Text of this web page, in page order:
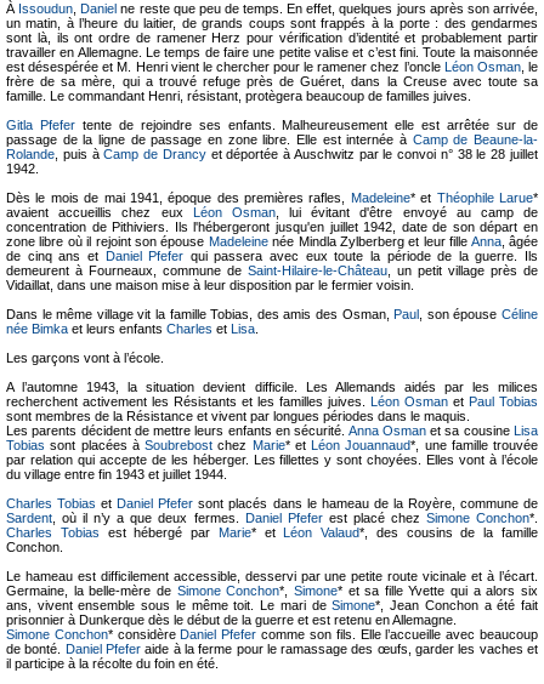
À Issoudun ,Daniel ne reste que peu de temps. En effet, quelques jours après son arrivée,
un matin, à l’heure du laitier, de grands coups sont frappés à la porte : des gendarmes
sont là, ils ont ordre de ramener Herz pour vérification d’identité et probablement partir
travailler en Allemagne. Le temps de faire une petite valise et c’est fini. Toute la maisonnée
est désespérée et M. Henri vient le chercher pour le ramener chez l’oncle Léon Osman, le
frère de sa mère, qui a trouvé refuge près de Guéret, dans la Creuse avec toute sa
famille. Le commandant Henri, résistant, protègera beaucoup de familles juives.
Gitla Pfefertente de rejoindre ses enfants. Malheureusement elle est arrêtée sur de
passage de la ligne de passage en zone libre. Elle est internée à Camp de Beaune-la-
Rolande , puis àCamp de Drancyet déportée à Auschwitz par le convoi n° 38 le 28 juillet
1942.
Dès le mois de mai 1941, époque des premières rafles, Madeleine* et Théophile Larue*
avaient accueillis chez eux Léon Osman, lui évitant d'être envoyé au camp de
concentration de Pithiviers. Ils l'hébergeront jusqu'en juillet 1942, date de son départ en
zone libre où il rejoint son épouse Madeleinenée Mindla Zylberberg et leur fille Anna, âgée
de cinq ans et Daniel Pfefer qui passera avec eux toute la période de la guerre. Ils
demeurent à Fourneaux, commune de Saint-Hilaire-le-Château , un petit village près de
Vidaillat, dans une maison mise à leur disposition par le fermier voisin.
Dans le même village vit la famille Tobias, des amis des Osman,Paul , son épouseCéline
née Bimka et leurs enfants Charles et Lisa
Les garçons vont à l’école.
A l’automne 1943, la situation devient difficile. Les Allemands aidés par les milices
recherchent activement les Résistants et les familles juives. Léon Osman et Paul Tobias
sont membres de la Résistance et vivent par longues périodes dans le maquis.
Les parents décident de mettre leurs enfants en sécurité. Anna Osmanet sa cousineLisa
Tobias sont placées à Soubrebost chez Marie* et Léon Jouannaud*, une famille trouvée
par relation qui accepte de les héberger. Les fillettes y sont choyées. Elles vont à l’école
du village entre fin 1943 et juillet 1944.
Charles Tobias etDaniel Pfefer sont placés dans le hameau de la Royère, commune de
Sardent , où il n’y a que deux fermes. Daniel Pfeferest placé chez Simone Conchon*.
Charles Tobias est hébergé par Marie* etLéon Valaud*, des cousins de la famille
Conchon.
Le hameau est difficilement accessible, desservi par une petite route vicinale et à l’écart.
Germaine, la belle-mère de Simone Conchon*, Simone* et sa fille Yvette qui a alors six
ans, vivent ensemble sous le même toit. Le mari deSimone*, Jean Conchon a été fait
prisonnier à Dunkerque dès le début de la guerre et est retenu en Allemagne.
Simone Conchon* considèreDaniel Pfefer comme son fils. Elle l’accueille avec beaucoup
de bonté. Daniel Pfeferaide à la ferme pour le ramassage des œufs, garder les vaches et
il participe à la récolte du foin en été.